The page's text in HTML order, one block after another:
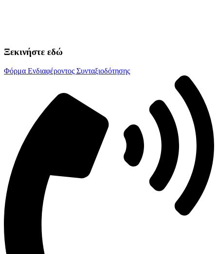
Ξεκινήστε εδώ
Φόρμα Ενδιαφέροντος Συνταξιοδότησης